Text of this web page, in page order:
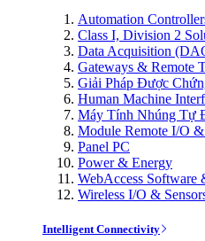
Automation
Class I, Division 2
Data Acquisition
Gateways & Remote
Giải Pháp Được
Human Machine
Máy Tính Nhúng Tự
Module Remote I/O &
Panel PC
Power & Energy
WebAccess Software
Wireless I/O &
Intelligent Connectivity